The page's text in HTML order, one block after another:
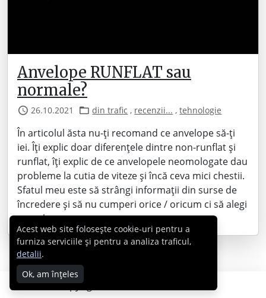
Anvelope RUNFLAT sau
normale?
26.10.2021 din trafic , recenzii... ,tehnologie
În articolul ăsta nu-ți recomand ce anvelope să-ți
iei. Îți explic doar diferențele dintre non-runflat și
runflat, îți explic de ce anvelopele neomologate dau
probleme la cutia de viteze și încă ceva mici chestii.
Sfatul meu este să strângi informații din surse de
încredere și să nu cumperi orice / oricum ci să alegi
gumele…
Copyright © 2007 - 2026 Cabral.ro
Acest web site folosește cookie-uri pentru a
furniza serviciile și pentru a analiza traficul,
detalii.
Ok, am înțeles